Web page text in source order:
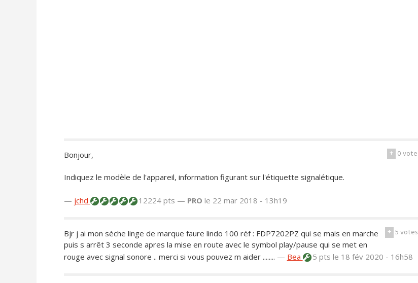
+ 0vote
Bonjour,
Indiquez le modèle de l'appareil, information figurant sur l'étiquette signalétique.
— jchd 12224 pts — PRO le 22 mar 2018 - 13h19
+ 5votes
Bjr j ai mon sèche linge de marque faure lindo 100 réf : FDP7202PZ qui se mais en marche
puis s arrêt 3 seconde apres la mise en route avec le symbol play/pause qui se met en
rouge avec signal sonore .. merci si vous pouvez m aider ........ — Bea 5 pts le 18 fév 2020 - 16h58